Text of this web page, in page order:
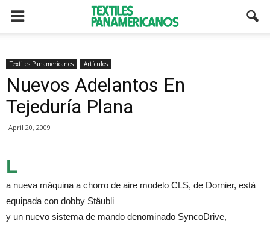
Textiles Panamericanos Artículos
Nuevos Adelantos En
Tejeduría Plana
April 20, 2009
L
a nueva máquina a chorro de aire modelo CLS, de Dornier, está
equipada con dobby Stäubli
y un nuevo sistema de mando denominado SyncoDrive,